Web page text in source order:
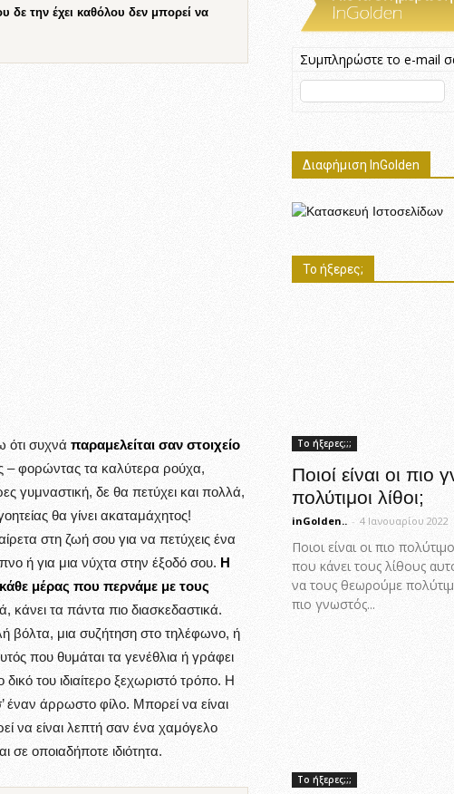
δε την έχει καθόλου δεν μπορεί να
ότι συχνά παραμελείται σαν στοιχείο
– φορώντας τα καλύτερα ρούχα,
γυμναστική, δε θα πετύχει και πολλά,
θα γίνει ακαταμάχητος!
στη ζωή σου για να πετύχεις ένα
ή για μια νύχτα στην έξοδό σου. Η
κάθε μέρας που περνάμε με τους
κάνει τα πάντα πιο διασκεδαστικά.
βόλτα, μια συζήτηση στο τηλέφωνο, ή
που θυμάται τα γενέθλια ή γράφει
του ιδιαίτερο ξεχωριστό τρόπο. Η
έναν άρρωστο φίλο. Μπορεί να είναι
να είναι λεπτή σαν ένα χαμόγελο
σε οποιαδήποτε ιδιότητα.
Συμπληρώστε το e-mail
Διαφήμιση InGolden
Το ήξερες;
Το ήξερες;;;
Ποιοί είναι οι πιο
πολύτιμοι λίθοι;
inGolden.. - 4 Ιανουαρίου 2022
Ποιοι είναι οι πιο
που κάνει τους λίθους
να τους θεωρούμε
πιο γνωστός...
Το ήξερες;;;